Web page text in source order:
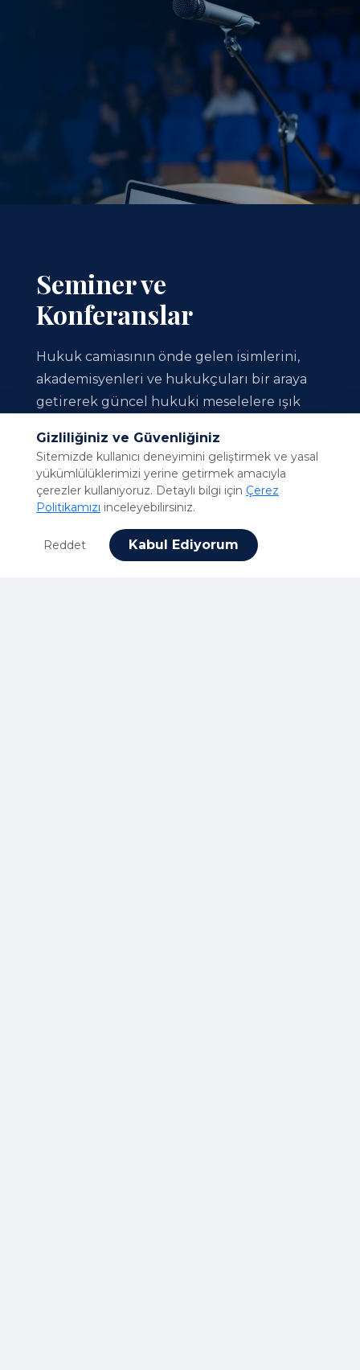
Seminer ve
Konferanslar
Hukuk camiasının önde gelen isimlerini,
akademisyenleri ve hukukçuları bir araya
getirerek güncel hukuki meselelere ışık
güçlendiriyoruz.
DETAYLARI GÖR
Gizliliğiniz ve Güvenliğiniz
Sitemizde kullanıcı deneyimini geliştirmek ve yasal
yükümlülüklerimizi yerine getirmek amacıyla
çerezler kullanıyoruz. Detaylı bilgi için Çerez
Politikamızı inceleyebilirsiniz.
Reddet Kabul Ediyorum